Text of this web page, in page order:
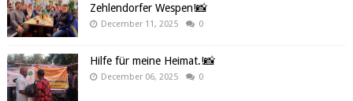
Zehlendorfer Wespen!📸
December 11, 2025 0
Hilfe für meine Heimat.!📸
December 06, 2025 0